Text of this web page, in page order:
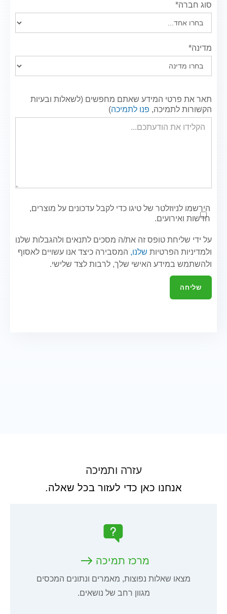
סוג חברה*
מדינה*
תאר את פרטי המידע שאתם מחפשים (לשאלות ובעיות
הקשורות לתמיכה, פנו לתמיכה)
הירשמו לניוזלטר של טיגו כדי לקבל עדכונים על מוצרים,
חדשות ואירועים.
על ידי שליחת טופס זה את/ה מסכים לתנאים ולהגבלות שלנו
ולמדיניות הפרטיות שלנו, המסבירה כיצד אנו עשויים לאסוף
ולהשתמש במידע האישי שלך, לרבות לצד שלישי.
עזרה ותמיכה
אנחנו כאן כדי לעזור בכל שאלה.
מרכז תמיכה
מצאו שאלות נפוצות, מאמרים ונתונים המכסים
מגוון רחב של נושאים.